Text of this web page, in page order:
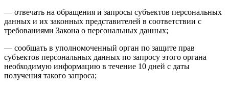
— отвечать на обращения и запросы субъектов персональных
данных и их законных представителей в соответствии с
требованиями Закона о персональных данных;
— сообщать в уполномоченный орган по защите прав
субъектов персональных данных по запросу этого органа
необходимую информацию в течение 10 дней с даты
получения такого запроса;